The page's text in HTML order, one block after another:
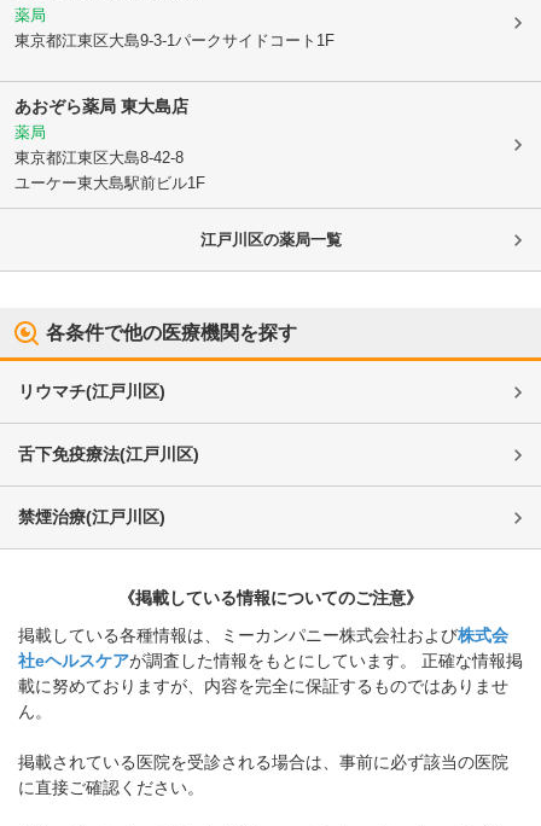
薬局
東京都江東区大島9-3-1パークサイドコート1F
あおぞら薬局 東大島店
薬局
東京都江東区大島8-42-8
ユーケー東大島駅前ビル1F
江戸川区の薬局一覧
各条件で他の医療機関を探す
リウマチ(江戸川区)
舌下免疫療法(江戸川区)
禁煙治療(江戸川区)
《掲載している情報についてのご注意》
掲載している各種情報は、ミーカンパニー株式会社および株式会
社eヘルスケアが調査した情報をもとにしています。 正確な情報掲
載に努めておりますが、内容を完全に保証するものではありませ
ん。
掲載されている医院を受診される場合は、事前に必ず該当の医院
に直接ご確認ください。